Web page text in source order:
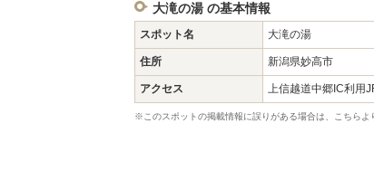
大滝の湯 の基本情報
スポット名 大滝の湯
住所 新潟県妙高市
アクセス 上信越道中郷IC利用
※このスポットの掲載情報に誤りがある場合は、こちらよ